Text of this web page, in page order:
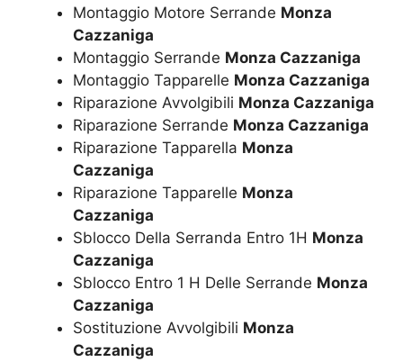
Montaggio Motore Serrande Monza
Cazzaniga
Montaggio Serrande Monza Cazzaniga
Montaggio Tapparelle Monza Cazzaniga
Riparazione Avvolgibili Monza Cazzaniga
Riparazione Serrande Monza Cazzaniga
Riparazione Tapparella Monza
Cazzaniga
Riparazione Tapparelle Monza
Cazzaniga
Sblocco Della Serranda Entro 1H Monza
Cazzaniga
Sblocco Entro 1 H Delle Serrande Monza
Cazzaniga
Sostituzione Avvolgibili Monza
Cazzaniga